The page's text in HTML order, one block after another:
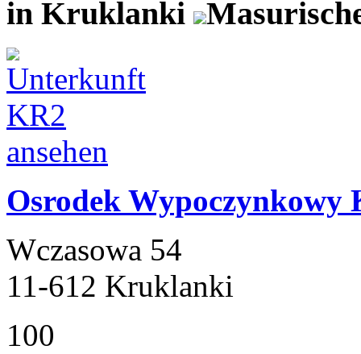
in Kruklanki
Osrodek
Wczasowa 54
11-612 Kruklanki
100